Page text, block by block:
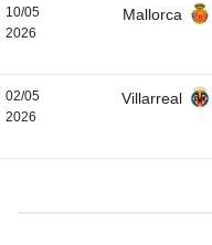
10/05
2026
Mallorca
02/05
2026
Villarreal